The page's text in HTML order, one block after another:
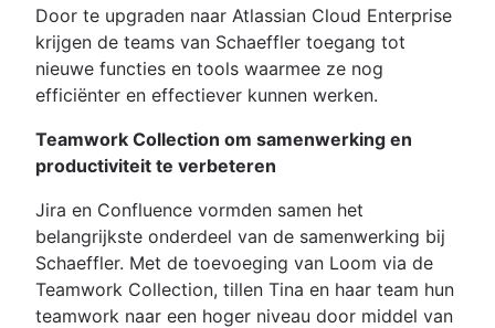
Door te upgraden naar Atlassian Cloud Enterprise
krijgen de teams van Schaeffler toegang tot
nieuwe functies en tools waarmee ze nog
efficiënter en effectiever kunnen werken.
Teamwork Collection om samenwerking en
productiviteit te verbeteren
Jira en Confluence vormden samen het
belangrijkste onderdeel van de samenwerking bij
Schaeffler. Met de toevoeging van Loom via de
Teamwork Collection, tillen Tina en haar team hun
teamwork naar een hoger niveau door middel van